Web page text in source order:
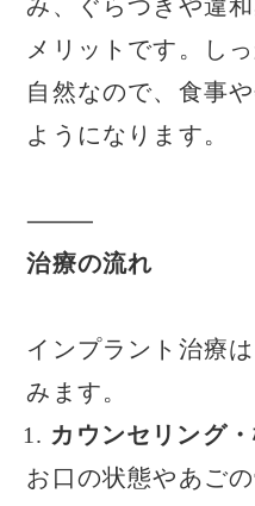
み、ぐらつきや違
メリットです。し
自然なので、食事
ようになります。
⸻
治療の流れ
インプラント治療
みます。
カウンセリング
お口の状態やあご